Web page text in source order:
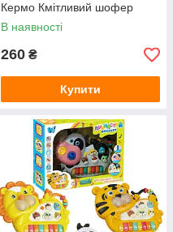
Кермо Кмітливий шофер
В наявності
260 ₴
Купити